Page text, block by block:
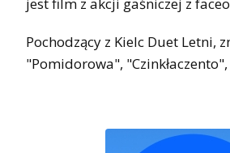
jest film z akcji gaśniczej z
Pochodzący z Kielc Duet Letni,
"Pomidorowa",